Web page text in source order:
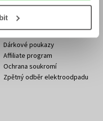
Dárkové poukazy
Affiliate program
Ochrana soukromí
Zpětný odběr elektroodpadu